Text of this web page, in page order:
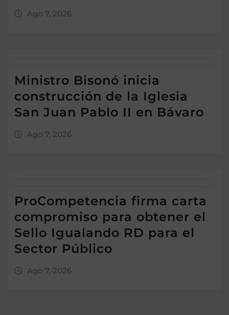
Ago 7, 2026
Ministro Bisonó inicia
construcción de la Iglesia
San Juan Pablo II en Bávaro
Ago 7, 2026
ProCompetencia firma carta
compromiso para obtener el
Sello Igualando RD para el
Sector Público
Ago 7, 2026